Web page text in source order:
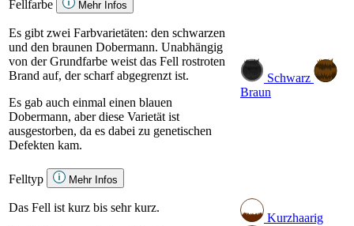
Fellfarbe
Mehr Infos
Es gibt zwei Farbvarietäten: den schwarzen
und den braunen Dobermann. Unabhängig
von der Grundfarbe weist das Fell rostroten
Brand auf, der scharf abgegrenzt ist.
Es gab auch einmal einen blauen
Dobermann, aber diese Varietät ist
ausgestorben, da es dabei zu genetischen
Defekten kam.
Schwarz
Braun
Felltyp Mehr Infos
Das Fell ist kurz bis sehr kurz.
Kurzhaarig